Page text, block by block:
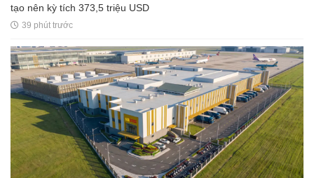
tạo nên kỳ tích 373,5 triệu USD
39 phút trước